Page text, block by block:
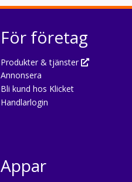
För företag
Produkter & tjänster
Annonsera
Bli kund hos Klicket
Handlarlogin
Appar